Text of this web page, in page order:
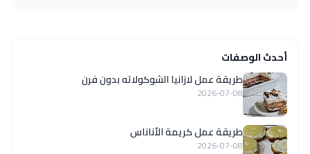
أحدث الوصفات
طريقة عمل لازانيا الشوكولاته بدون فرن
2026-07-08
طريقة عمل كريمة الأناناس
2026-07-08